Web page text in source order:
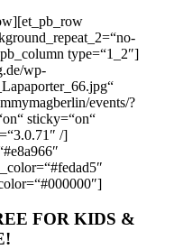
type=“1_2″]
wp-
events/?
sticky=“on“
/]
FOR KIDS &